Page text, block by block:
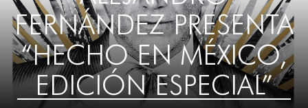
FERNÁNDEZ PRESENTA
“HECHO EN MÉXICO,
EDICIÓN ESPECIAL”